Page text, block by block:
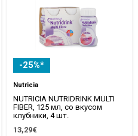
-25%*
Nutricia
NUTRICIA NUTRIDRINK MULTI
FIBER, 125 мл, со вкусом
клубники, 4 шт.
13,29€